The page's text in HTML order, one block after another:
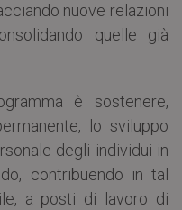
nuove relazioni
quelle già
è sostenere,
lo sviluppo
degli individui in
contribuendo in tal
a posti di lavoro di